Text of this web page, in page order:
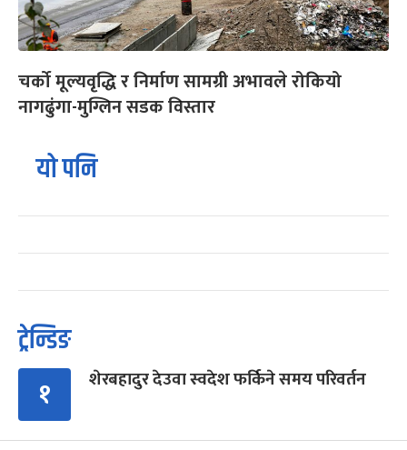
चर्को मूल्यवृद्धि र निर्माण सामग्री अभावले रोकियो
नागढुंगा-मुग्लिन सडक विस्तार
यो पनि
ट्रेन्डिङ
१ शेरबहादुर देउवा स्वदेश फर्किने समय परिवर्तन